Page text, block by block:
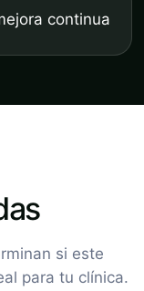
continua
si este
para tu clínica.